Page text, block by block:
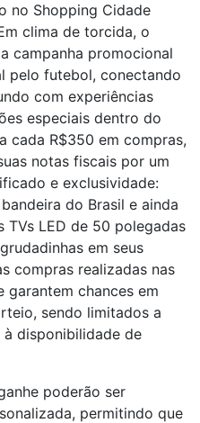
no Shopping Cidade
clima de torcida, o
campanha promocional
pelo futebol, conectando
com experiências
especiais dentro do
cada R$350 em compras,
notas fiscais por um
e exclusividade:
do Brasil e ainda
LED de 50 polegadas
em seus
compras realizadas nas
garantem chances em
sendo limitados a
à disponibilidade de
poderão ser
permitindo que